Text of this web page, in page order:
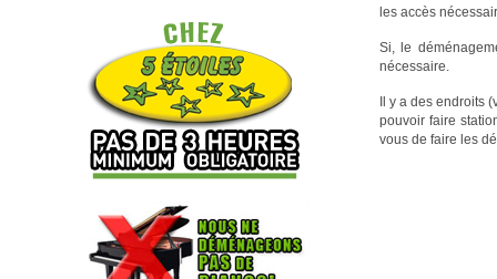
les accès
Si, le
nécessaire.
Il y a des endroits
pouvoir faire
vous de faire les